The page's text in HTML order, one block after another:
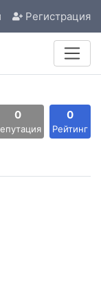
Регистрация
0 0
Рейтинг